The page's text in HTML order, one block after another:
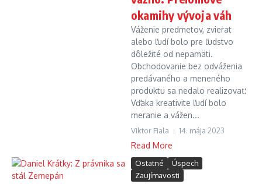
okamihy vývoja váh
Váženie predmetov, zvierat
alebo ľudí bolo pre ľudstvo
dôležité od nepamäti.
Obchodovanie bez odváženia
predávaného a meneného
produktu sa nedalo realizovať.
Vďaka kreativite ľudí bolo
meranie a vážen...
Viktor Fiala 14. mája 2023
Read More
Ostatné
Úspech
Zaujímavosti